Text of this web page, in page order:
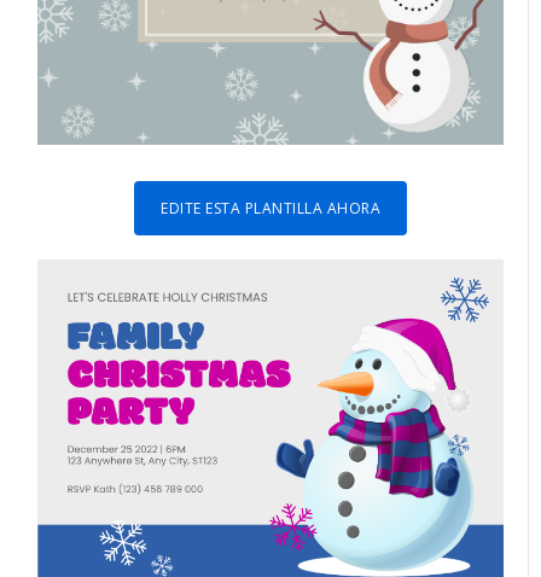
EDITE ESTA PLANTILLA AHORA